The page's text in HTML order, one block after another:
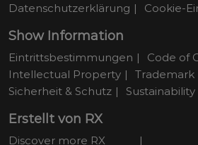
Datenschutzerklärung
Cookie-
Show Information
Eintrittsbestimmungen
Code of
Intellectual Property
Trademark
Sicherheit & Schutz
Sustainability
Erstellt von RX
Discover more RX